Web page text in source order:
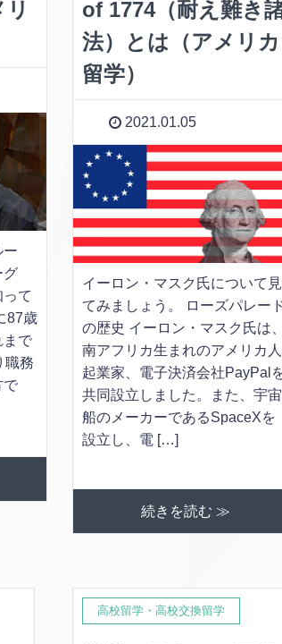
ー
グ
て
87歳
まで
職務
で
of 1774（耐え難き
法）とは（アメリカ
留学）
2021.01.05
イーロン・マスク氏について見
てみましょう。 ローズパレー
の歴史 イーロン・マスク氏は、
南アフリカ生まれのアメリカ人
起業家、電子決済会社PayPal
共同設立しました。また、宇宙
船のメーカーであるSpaceXを
設立し、電 […]
続きを読む ≫
高校留学・高校交換留学